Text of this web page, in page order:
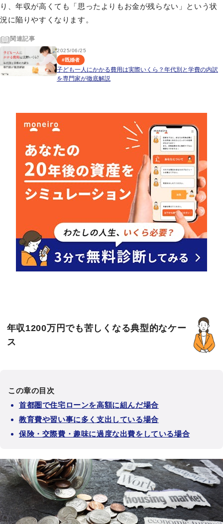
り、年収が高くても「思ったよりもお金が残らない」という状
況に陥りやすくなります。
関連記事
2025/06/25
#既婚者
子ども一人にかかる費用は実際いくら？年代別と学費の内訳
を専門家が徹底解説
年収1200万円でも苦しくなる典型的なケー
ス
この章の目次
首都圏で住宅ローンを高額に組んだ場合
教育費や習い事に多く支出している場合
保険・交際費・趣味に過度な出費をしている場合